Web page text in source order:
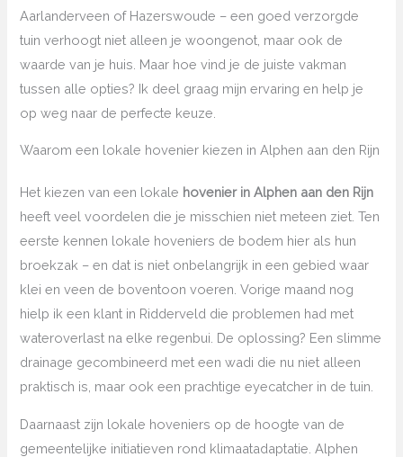
Aarlanderveen of Hazerswoude – een goed verzorgde
tuin verhoogt niet alleen je woongenot, maar ook de
waarde van je huis. Maar hoe vind je de juiste vakman
tussen alle opties? Ik deel graag mijn ervaring en help je
op weg naar de perfecte keuze.
Waarom een lokale hovenier kiezen in Alphen aan den Rijn
Het kiezen van een lokale hovenier in Alphen aan den Rijn
heeft veel voordelen die je misschien niet meteen ziet. Ten
eerste kennen lokale hoveniers de bodem hier als hun
broekzak – en dat is niet onbelangrijk in een gebied waar
klei en veen de boventoon voeren. Vorige maand nog
hielp ik een klant in Ridderveld die problemen had met
wateroverlast na elke regenbui. De oplossing? Een slimme
drainage gecombineerd met een wadi die nu niet alleen
praktisch is, maar ook een prachtige eyecatcher in de tuin.
Daarnaast zijn lokale hoveniers op de hoogte van de
gemeentelijke initiatieven rond klimaatadaptatie. Alphen